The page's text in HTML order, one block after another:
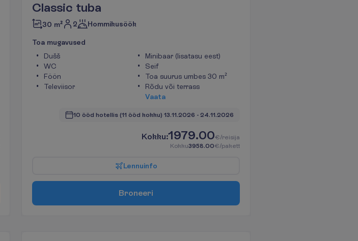
Classic tuba
30 m² 2 Hommikusöök
Toa mugavused
Dušš
WC
Föön
Televiisor
Minibaar (lisatasu eest)
Seif
Toa suurus umbes 30 m²
Rõdu või terrass
Vaata
10 ööd hotellis (11 ööd kokku) 13.11.2026 - 24.11.2026
Kokku:1979.00€/reisija
Kokku3958.00€/pakett
Lennuinfo
Broneeri